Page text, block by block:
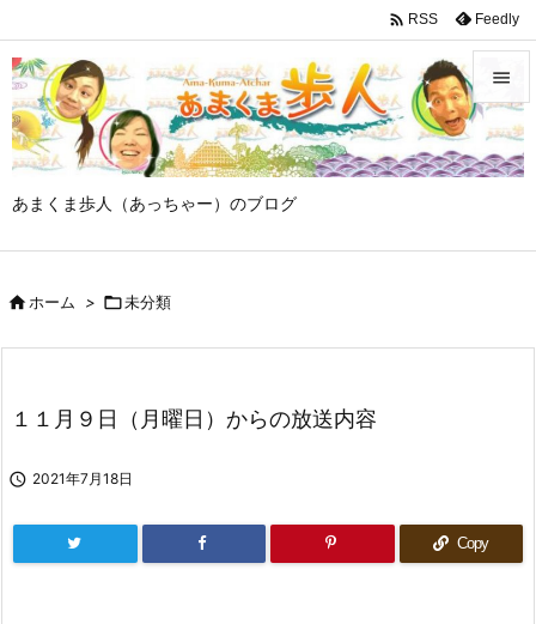
あまくま歩人（あっちゃー）のブログ


メニュ

 RSS Feedly
ホーム > 未分類
１１月９日（月曜日）からの放送内容
 2021年7月18日
Copy